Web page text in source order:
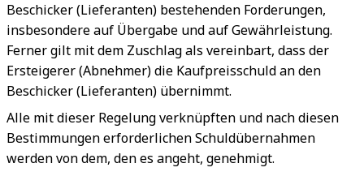
Beschicker (Lieferanten) bestehenden Forderungen,
insbesondere auf Übergabe und auf Gewährleistung.
Ferner gilt mit dem Zuschlag als vereinbart, dass der
Ersteigerer (Abnehmer) die Kaufpreisschuld an den
Beschicker (Lieferanten) übernimmt.
Alle mit dieser Regelung verknüpften und nach diesen
Bestimmungen erforderlichen Schuldübernahmen
werden von dem, den es angeht, genehmigt.